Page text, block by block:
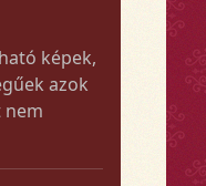
képek,
azok